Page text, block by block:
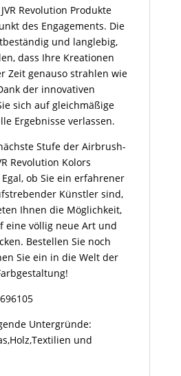
Revolution Produkte
des Engagements. Die
und langlebig,
dass Ihre Kreationen
Zeit genauso strahlen wie
der innovativen
sich auf gleichmäßige
Ergebnisse verlassen.
Stufe der Airbrush-
Revolution Kolors
ob Sie ein erfahrener
Künstler sind,
Ihnen die Möglichkeit,
eine völlig neue Art und
Bestellen Sie noch
Sie ein in die Welt der
Untergründe:
und